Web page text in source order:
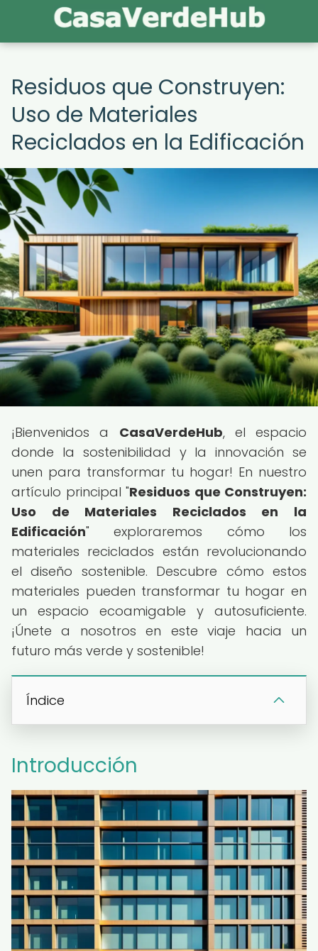
Residuos que Construyen:
Uso de Materiales
Reciclados en la Edificación
¡Bienvenidos a CasaVerdeHub, el espacio
donde la sostenibilidad y la innovación se
unen para transformar tu hogar! En nuestro
artículo principal "Residuos que Construyen:
Uso de Materiales Reciclados en la
Edificación" exploraremos cómo los
materiales reciclados están revolucionando
el diseño sostenible. Descubre cómo estos
materiales pueden transformar tu hogar en
un espacio ecoamigable y autosuficiente.
¡Únete a nosotros en este viaje hacia un
futuro más verde y sostenible!
Índice
Introducción